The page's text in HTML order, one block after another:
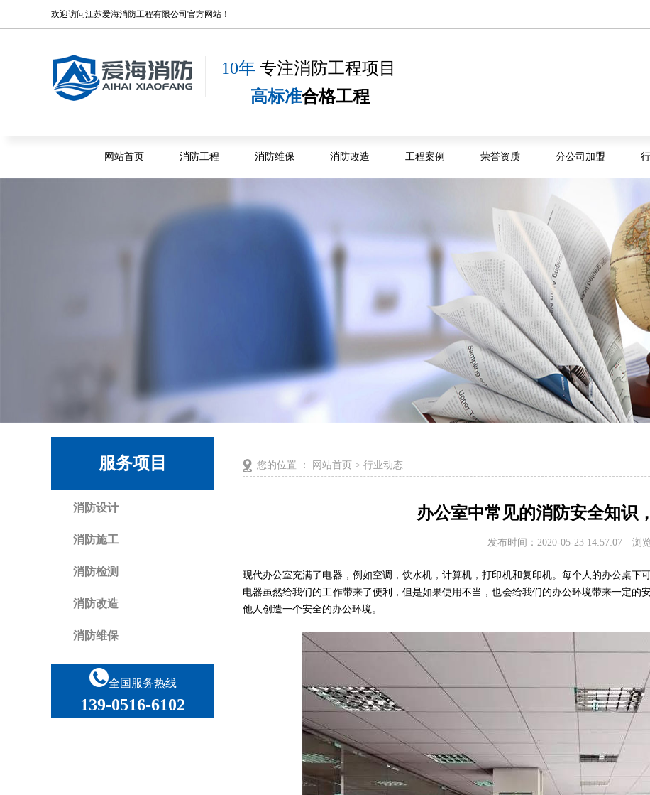
欢迎访问江苏爱海消防工程有限公司 官方网站！
10年 专注消防工程项目
高标准合格工程
网站首页 消防工程 消防维保 消防改造 工程案例 荣誉资质 分公司加盟
服务项目
消防设计
消防施工
消防检测
消防改造
消防维保
全国服务热线
139-0516-6102
您的位置 ： 网站首页 > 行业动态
办公室中常见的消防安全知识
发布时间：2020-05-23 14:57:07 浏
现代办公室充满了电器，例如空调，饮水机，计算机，打印机和复印机。每个人的办公桌下
电器虽然给我们的工作带来了便利，但是如果使用不当，也会给我们的办公环境带来一定的
他人创造一个安全的办公环境。